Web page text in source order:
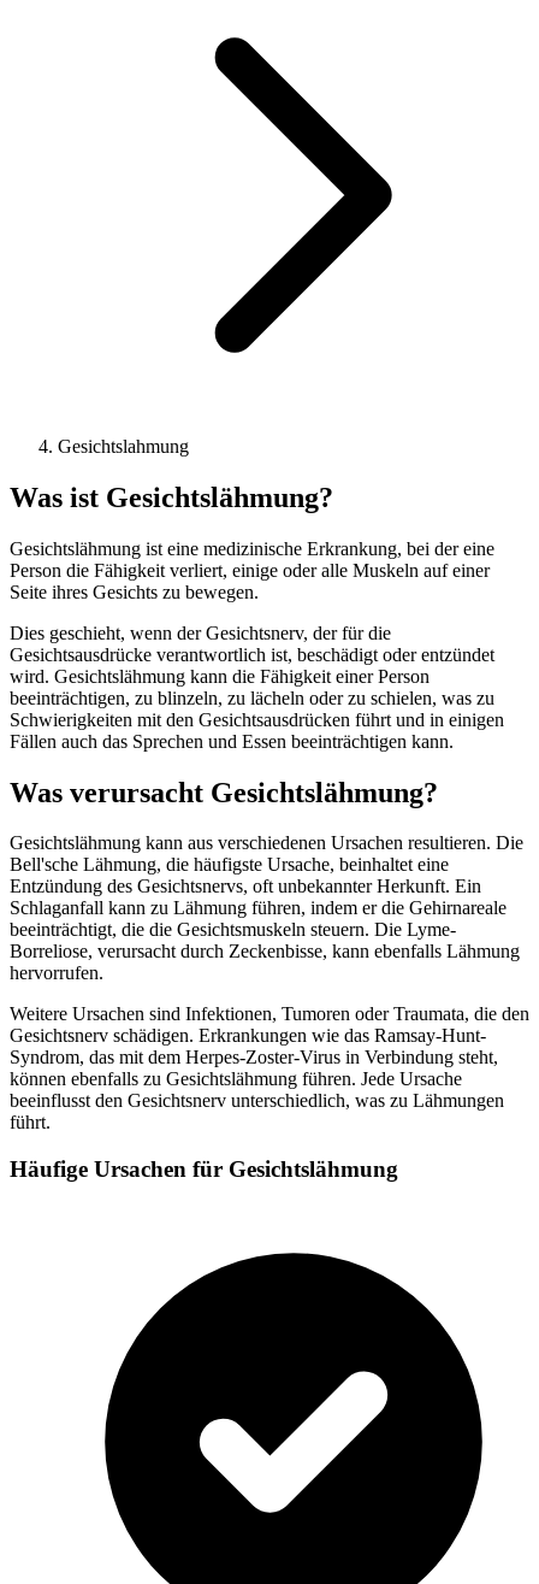
Gesichtslahmung
Was ist Gesichtslähmung?
Gesichtslähmung ist eine medizinische Erkrankung, bei der eine
Person die Fähigkeit verliert, einige oder alle Muskeln auf einer
Seite ihres Gesichts zu bewegen.
Dies geschieht, wenn der Gesichtsnerv, der für die
Gesichtsausdrücke verantwortlich ist, beschädigt oder entzündet
wird. Gesichtslähmung kann die Fähigkeit einer Person
beeinträchtigen, zu blinzeln, zu lächeln oder zu schielen, was zu
Schwierigkeiten mit den Gesichtsausdrücken führt und in einigen
Fällen auch das Sprechen und Essen beeinträchtigen kann.
Was verursacht Gesichtslähmung?
Gesichtslähmung kann aus verschiedenen Ursachen resultieren. Die
Bell'sche Lähmung, die häufigste Ursache, beinhaltet eine
Entzündung des Gesichtsnervs, oft unbekannter Herkunft. Ein
Schlaganfall kann zu Lähmung führen, indem er die Gehirnareale
beeinträchtigt, die die Gesichtsmuskeln steuern. Die Lyme-
Borreliose, verursacht durch Zeckenbisse, kann ebenfalls Lähmung
hervorrufen.
Weitere Ursachen sind Infektionen, Tumoren oder Traumata, die den
Gesichtsnerv schädigen. Erkrankungen wie das Ramsay-Hunt-
Syndrom, das mit dem Herpes-Zoster-Virus in Verbindung steht,
können ebenfalls zu Gesichtslähmung führen. Jede Ursache
beeinflusst den Gesichtsnerv unterschiedlich, was zu Lähmungen
führt.
Häufige Ursachen für Gesichtslähmung